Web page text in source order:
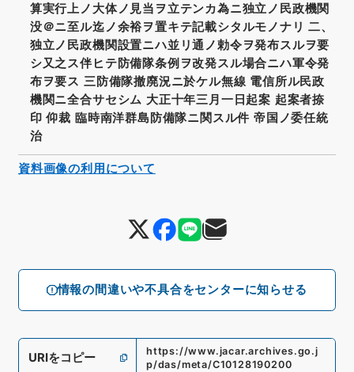
情報の間違いや不具合をセンターに知らせる
算実行上ノ大体ノ見当ヲ立テンカ為ニ独立ノ民政機関
没＠ニ至ル迄ノ余裕ヲ置キテ記載シタルモノナリ 二、
独立ノ民政機関設置ニハ並リ通ノ勅令ヲ発布スルヲ要
シ又之ス伴ヒテ防備隊条例ヲ改発スル場合ニハ軍令発
布ヲ要ス 三防備隊撤廃況ニ於ケル無線 電信所ル民政
機関ニ全合サセシム 大正十年三月一日起案 起案者捺
印 仰裁 臨時南洋群島防備隊ニ関スル件 帝国ノ委任統
治
URIをコピー
https://www.jacar.archives.go.j
p/das/meta/C10128190200
資料画像の利用について